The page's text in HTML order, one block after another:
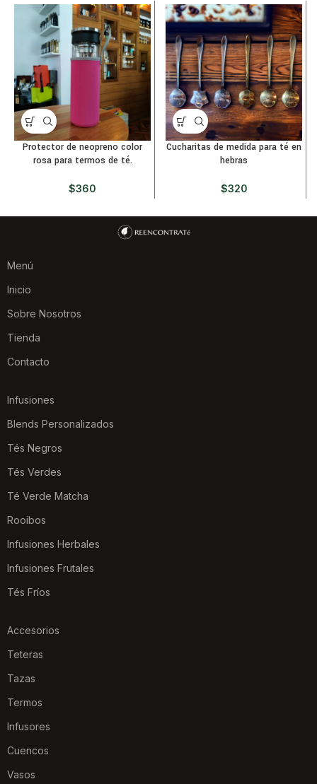
Protector de neopreno color
rosa para termos de té.
$360
Cucharitas de medida para té en
hebras
$320
Menú
Inicio
Sobre Nosotros
Tienda
Contacto
Infusiones
Blends Personalizados
Tés Negros
Tés Verdes
Té Verde Matcha
Rooibos
Infusiones Herbales
Infusiones Frutales
Tés Fríos
Accesorios
Teteras
Tazas
Termos
Infusores
Cuencos
Vasos